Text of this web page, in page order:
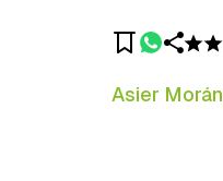
Asier Morán